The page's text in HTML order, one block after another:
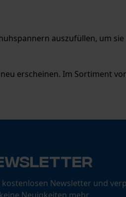
auszufüllen, um sie
erscheinen. Im Sortiment
Newsletter und